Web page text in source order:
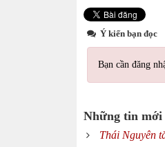
Ý kiến bạn đọc
Bạn cần đăng
Những tin mới
Thái Nguyên